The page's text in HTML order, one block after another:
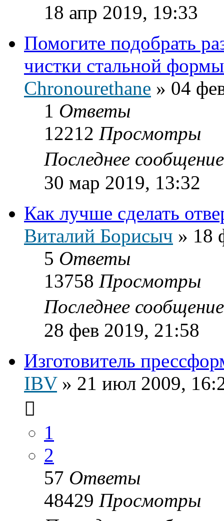
18 апр 2019, 19:33
Помогите подобрать
чистки стальной формы
Chronourethane » 04
1 Ответы
12212 Просмотры
Последнее
30 мар 2019, 13:32
Как лучше сделать
Виталий Борисыч » 18
5 Ответы
13758 Просмотры
Последнее
28 фев 2019, 21:58
Изготовитель
IBV» 21 июл 2009,
1
2
57 Ответы
48429 Просмотры